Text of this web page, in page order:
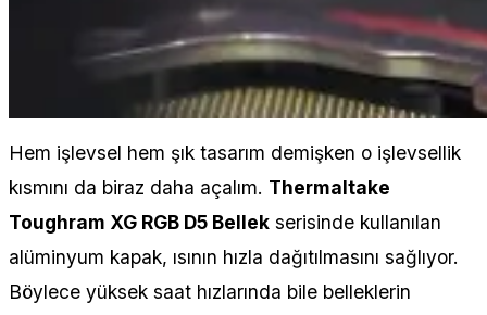
Hem işlevsel hem şık tasarım demişken o işlevsellik
kısmını da biraz daha açalım. Thermaltake
Toughram XG RGB D5 Bellek serisinde kullanılan
alüminyum kapak, ısının hızla dağıtılmasını sağlıyor.
Böylece yüksek saat hızlarında bile belleklerin